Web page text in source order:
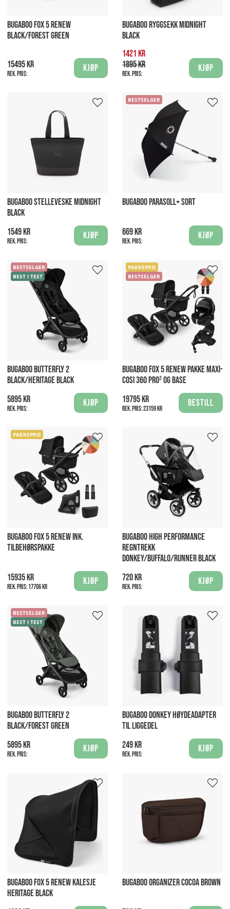
BUGABOO FOX 5 RENEW
BLACK/FOREST GREEN
15495 kr
Rek. pris:
Kjøp
BUGABOO RYGGSEKK MIDNIGHT
BLACK
1421 kr
1895 kr
Rek. pris:
Kjøp
BUGABOO STELLEVESKE MIDNIGHT
BLACK
1549 kr
Rek. pris:
Kjøp
BESTSELGER
BUGABOO PARASOLL+ SORT
669 kr
Rek. pris:
Kjøp
BESTSELGER
BEST I TEST
BUGABOO BUTTERFLY 2
BLACK/HERITAGE BLACK
5895 kr
Rek. pris:
Kjøp
PAKKEPRIS
BESTSELGER
BUGABOO FOX 5 RENEW PAKKE MAXI-
COSI 360 PRO² OG BASE
19795 kr
Rek. pris:23159 kr
Bestill
PAKKEPRIS
BUGABOO FOX 5 RENEW INK.
TILBEHØRSPAKKE
15935 kr
Rek. pris:17706 kr
Kjøp
BUGABOO HIGH PERFORMANCE
REGNTREKK
DONKEY/BUFFALO/RUNNER BLACK
720 kr
Rek. pris:
Kjøp
BESTSELGER
BEST I TEST
BUGABOO BUTTERFLY 2
BLACK/FOREST GREEN
5895 kr
Rek. pris:
Kjøp
BUGABOO DONKEY HØYDEADAPTER
TIL LIGGEDEL
249 kr
Rek. pris:
Kjøp
BUGABOO FOX 5 RENEW KALESJE
HERITAGE BLACK
BUGABOO ORGANIZER COCOA BROWN